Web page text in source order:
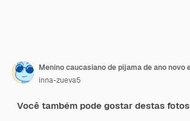
inna-zueva5
Você também pode gostar destas fotos